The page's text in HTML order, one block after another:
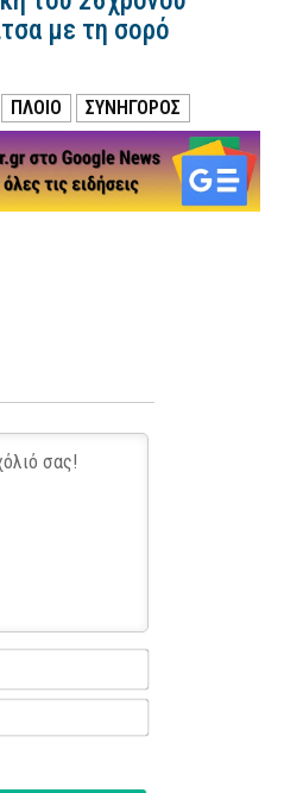
με τη σορό
ΠΛΟΙΟ ΣΥΝΉΓΟΡΟΣ
Name*
Email*